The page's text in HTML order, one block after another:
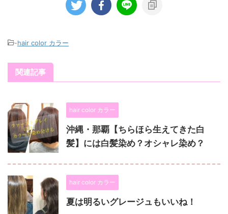
-hair color カラー
関連記事
hair color カラー
沖縄・那覇【ちらほら生えてきた白
髪】には白髪染め？オシャレ染め？
hair color カラー
夏は明るいグレージュもいいね！